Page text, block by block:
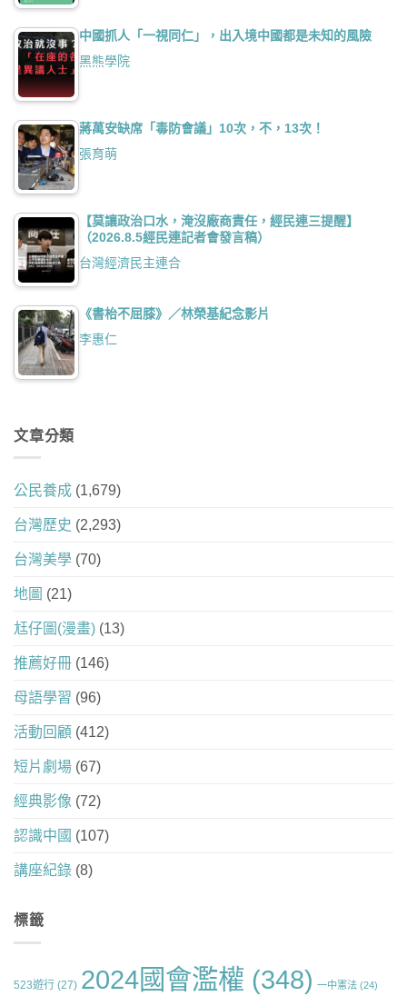
中國抓人「一視同仁」，出入境中國都是未知的風險
黑熊學院
蔣萬安缺席「毒防會議」10次，不，13次！
張育萌
【莫讓政治口水，淹沒廠商責任，經民連三提醒】
（2026.8.5經民連記者會發言稿）
台灣經濟民主連合
《書枱不屈膝》／林榮基紀念影片
李惠仁
文章分類
公民養成 (1,679)
台灣歷史 (2,293)
台灣美學 (70)
地圖 (21)
尪仔圖(漫畫) (13)
推薦好冊 (146)
母語學習 (96)
活動回顧 (412)
短片劇場 (67)
經典影像 (72)
認識中國 (107)
講座紀錄 (8)
標籤
523遊行 (27) 2024國會濫權 (348) 一中憲法 (24)